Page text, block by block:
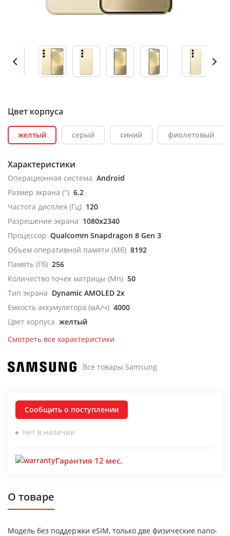
Цвет корпуса
желтый серый синий фиолетовый
Характеристики
Операционная система Android
Размер экрана (") 6.2
Частота дисплея (Гц) 120
Разрешение экрана 1080x2340
Процессор Qualcomm Snapdragon 8 Gen 3
Объем оперативной памяти (Мб) 8192
Память (Гб) 256
Количество точек матрицы (Мп) 50
Тип экрана Dynamic AMOLED 2x
Емкость аккумулятора (мА/ч) 4000
Цвет корпуса желтый
Смотреть все характеристики
Все товары Samsung
Сообщить о поступлении
Нет в наличии
Гарантия 12 мес.
О товаре
Модель без поддержки eSIM, только две физические nano-